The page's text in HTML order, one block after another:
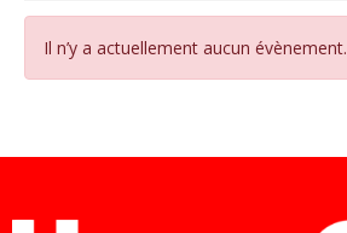
Il n’y a actuellement aucun évènement.